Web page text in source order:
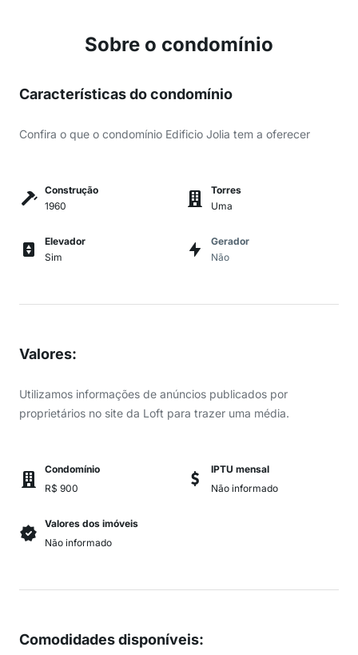
Sobre o condomínio
Características do condomínio
Confira o que o condomínio Edificio Jolia tem a oferecer
Construção
1960
Torres
Uma
Elevador
Sim
Gerador
Não
Valores:
Utilizamos informações de anúncios publicados por
proprietários no site da Loft para trazer uma média.
Condomínio
R$ 900
IPTU mensal
Não informado
Valores dos imóveis
Não informado
Comodidades disponíveis: